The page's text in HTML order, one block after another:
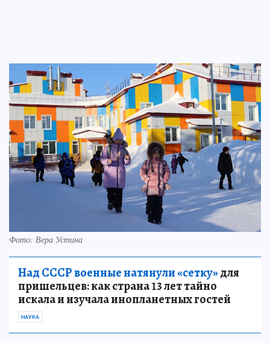
Фото: Вера Устина
Над СССР военные натянули «сетку»для
пришельцев: как страна 13 лет тайно
искала и изучала инопланетных гостей
НАУКА